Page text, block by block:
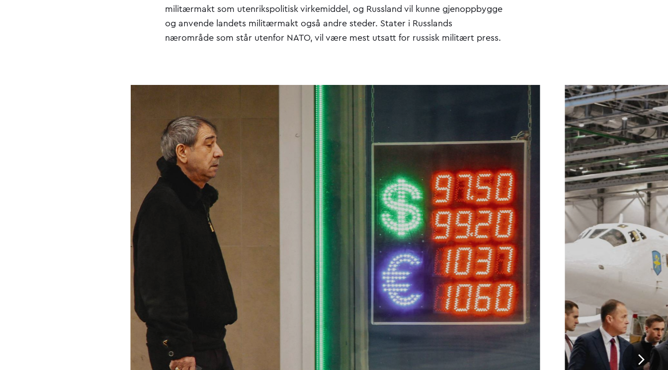
militærmakt som utenrikspolitisk virkemiddel, og Russland vil kunne gjenoppbygge
og anvende landets militærmakt også andre steder. Stater i Russlands
nærområde som står utenfor NATO, vil være mest utsatt for russisk militært press.